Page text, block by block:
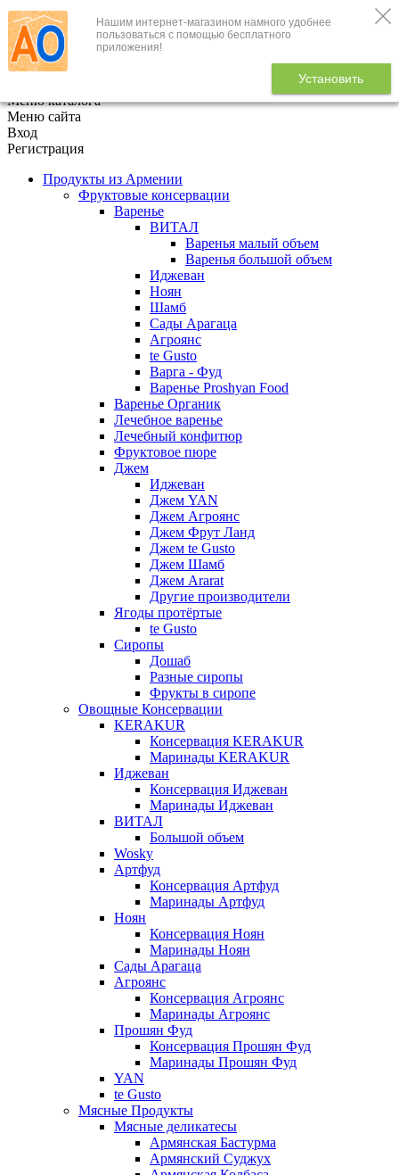
Нашим интернет-магазином намного удобнее
пользоваться с помощью бесплатного
приложения!
Установить
+7 (495) 646-888-1
В корзине
Меню каталога
Меню сайта
Вход
Регистрация
Продукты из Армении
Фруктовые консервации
Варенье
ВИТАЛ
Варенья малый объем
Варенья большой объем
Иджеван
Ноян
Шамб
Сады Арагаца
Агроянс
te Gusto
Варга - Фуд
Варенье Proshyan Food
Варенье Органик
Лечебное варенье
Лечебный конфитюр
Фруктовое пюре
Джем
Иджеван
Джем YAN
Джем Агроянс
Джем Фрут Ланд
Джем te Gusto
Джем Шамб
Джем Ararat
Другие производители
Ягоды протёртые
te Gusto
Сиропы
Дошаб
Разные сиропы
Фрукты в сиропе
Овощные Консервации
KERAKUR
Консервация KERAKUR
Маринады KERAKUR
Иджеван
Консервация Иджеван
Маринады Иджеван
ВИТАЛ
Большой объем
Wosky
Артфуд
Консервация Артфуд
Маринады Артфуд
Ноян
Консервация Ноян
Маринады Ноян
Сады Арагаца
Агроянс
Консервация Агроянс
Маринады Агроянс
Прошян Фуд
Консервация Прошян Фуд
Маринады Прошян Фуд
YAN
te Gusto
Мясные Продукты
Мясные деликатесы
Армянская Бастурма
Армянский Суджух